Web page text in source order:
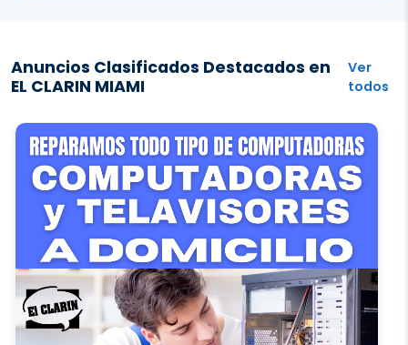
Anuncios Clasificados Destacados en
EL CLARIN MIAMI
Ver
todos